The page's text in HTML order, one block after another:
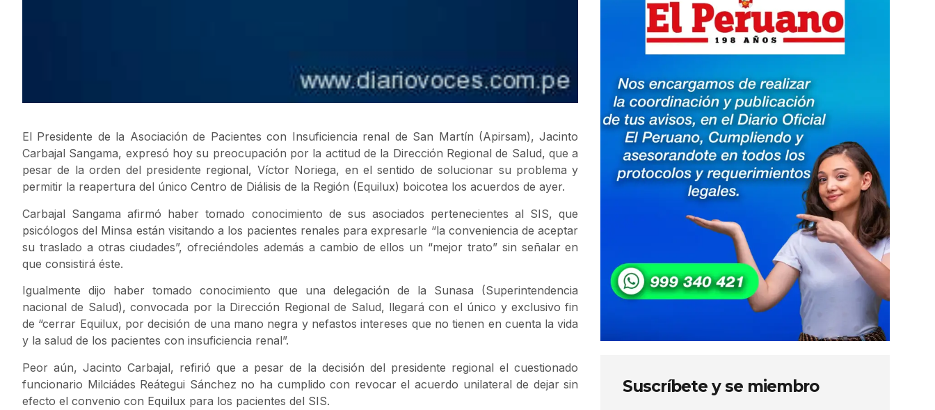
El Presidente de la Asociación de Pacientes con Insuficiencia renal de San Martín (Apirsam), Jacinto
Carbajal Sangama, expresó hoy su preocupación por la actitud de la Dirección Regional de Salud, que a
pesar de la orden del presidente regional, Víctor Noriega, en el sentido de solucionar su problema y
permitir la reapertura del único Centro de Diálisis de la Región (Equilux) boicotea los acuerdos de ayer.
Carbajal Sangama afirmó haber tomado conocimiento de sus asociados pertenecientes al SIS, que
psicólogos del Minsa están visitando a los pacientes renales para expresarle “la conveniencia de aceptar
su traslado a otras ciudades”, ofreciéndoles además a cambio de ellos un “mejor trato” sin señalar en
que consistirá éste.
Igualmente dijo haber tomado conocimiento que una delegación de la Sunasa (Superintendencia
nacional de Salud), convocada por la Dirección Regional de Salud, llegará con el único y exclusivo fin
de “cerrar Equilux, por decisión de una mano negra y nefastos intereses que no tienen en cuenta la vida
y la salud de los pacientes con insuficiencia renal”.
Peor aún, Jacinto Carbajal, refirió que a pesar de la decisión del presidente regional el cuestionado
funcionario Milciádes Reátegui Sánchez no ha cumplido con revocar el acuerdo unilateral de dejar sin
efecto el convenio con Equilux para los pacientes del SIS.
Suscríbete y se miembro